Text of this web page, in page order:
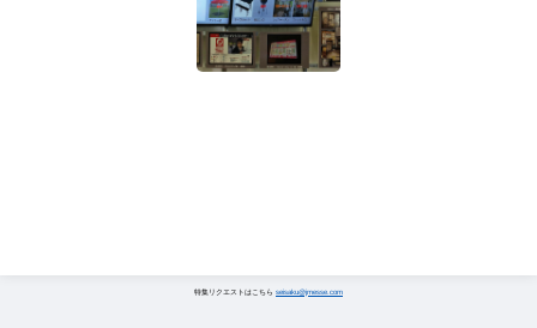
特集リクエストはこちら seisaku@jmesse.com